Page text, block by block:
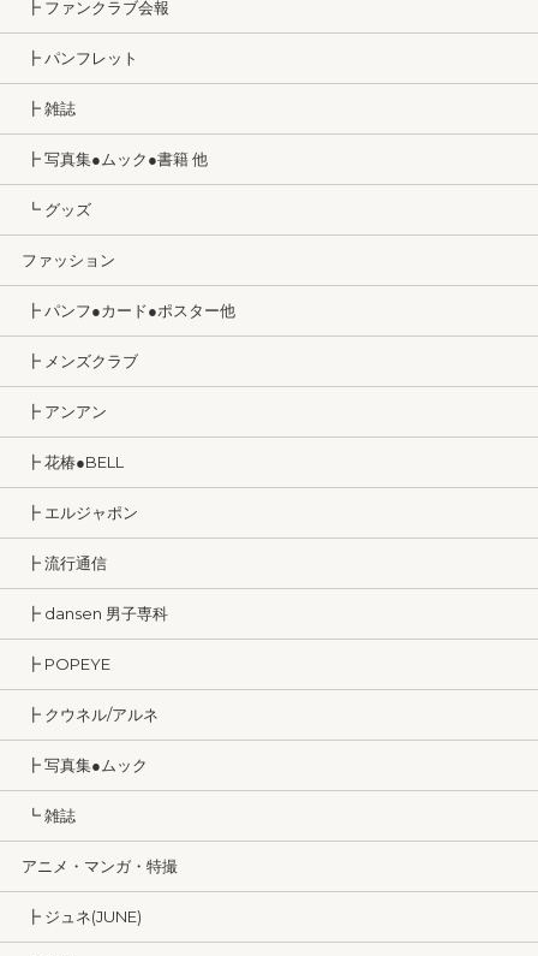
┣ ファンクラブ会報
┣ パンフレット
┣ 雑誌
┣ 写真集●ムック●書籍 他
┗ グッズ
ファッション
┣ パンフ●カード●ポスター他
┣ メンズクラブ
┣ アンアン
┣ 花椿●BELL
┣ エルジャポン
┣ 流行通信
┣ dansen 男子専科
┣ POPEYE
┣ クウネル/アルネ
┣ 写真集●ムック
┗ 雑誌
アニメ・マンガ・特撮
┣ ジュネ(JUNE)